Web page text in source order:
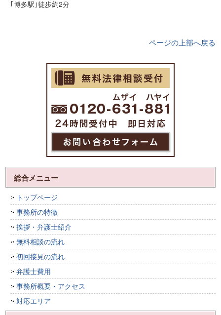
｢博多駅｣徒歩約2分
ページの上部へ戻る
総合メニュー
トップページ
事務所の特徴
挨拶・弁護士紹介
無料相談の流れ
初回接見の流れ
弁護士費用
事務所概要・アクセス
対応エリア